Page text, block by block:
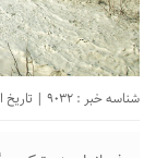
شناسه خبر : 9032 | تاریخ انتشار : 31 مرداد 1402 - 12:24 |